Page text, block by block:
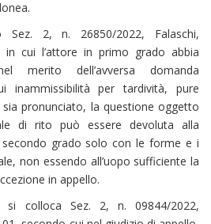
Sez. 2, n. 26850/2022, Falaschi,
in cui l’attore in primo grado abbia
dell’avversa domanda
inammissibilità per tardività, pure
pronunciato, la questione oggetto
di rito può essere devoluta alla
grado solo con le forme e i
non essendo all’uopo sufficiente la
in appello.
si colloca Sez. 2, n. 09844/2022,